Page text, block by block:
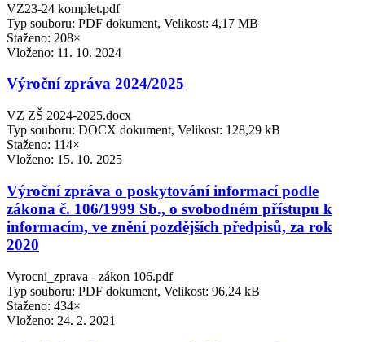
VZ23-24 komplet.pdf
Typ souboru: PDF dokument, Velikost: 4,17 MB
Staženo: 208×
Vloženo: 11. 10. 2024
Výroční zpráva 2024/2025
VZ ZŠ 2024-2025.docx
Typ souboru: DOCX dokument, Velikost: 128,29 kB
Staženo: 114×
Vloženo: 15. 10. 2025
Výroční zpráva o poskytování informací podle
zákona č. 106/1999 Sb., o svobodném přístupu k
informacím, ve znění pozdějších předpisů, za rok
2020
Vyrocni_zprava - zákon 106.pdf
Typ souboru: PDF dokument, Velikost: 96,24 kB
Staženo: 434×
Vloženo: 24. 2. 2021